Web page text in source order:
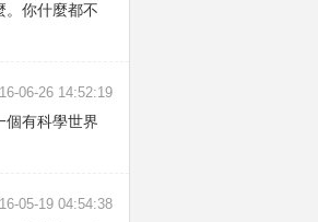
。你什麼都不
06-26 14:52:19
個有科學世界
05-19 04:54:38